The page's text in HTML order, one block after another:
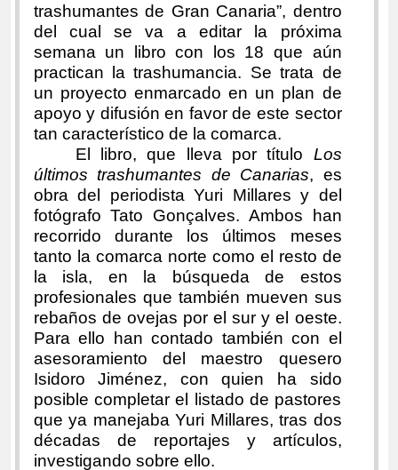
trashumantes de Gran Canaria”, dentro
del cual se va a editar la próxima
semana un libro con los 18 que aún
practican la trashumancia. Se trata de
un proyecto enmarcado en un plan de
apoyo y difusión en favor de este sector
tan característico de la comarca.
El libro, que lleva por título Los
últimos trashumantes de Canarias, es
obra del periodista Yuri Millares y del
fotógrafo Tato Gonçalves. Ambos han
recorrido durante los últimos meses
tanto la comarca norte como el resto de
la isla, en la búsqueda de estos
profesionales que también mueven sus
rebaños de ovejas por el sur y el oeste.
Para ello han contado también con el
asesoramiento del maestro quesero
Isidoro Jiménez, con quien ha sido
posible completar el listado de pastores
que ya manejaba Yuri Millares, tras dos
décadas de reportajes y artículos,
investigando sobre ello.